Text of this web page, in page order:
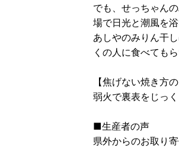
でも、せっちゃん
場で日光と潮風を
あしやのみりん干
くの人に食べても
【焦げない焼き方の
弱火で裏表をじっ
■生産者の声
県外からのお取り